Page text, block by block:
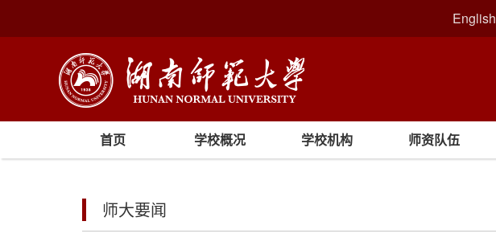
English
首页 学校概况 学校机构 师资队伍
师大要闻